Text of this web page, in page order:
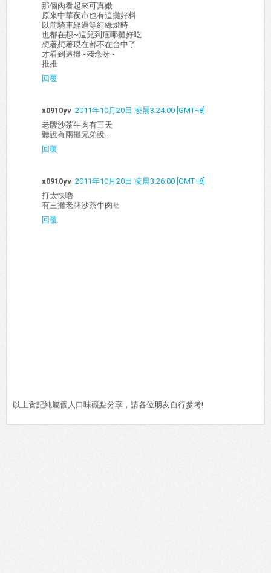
那個肉看起來可真嫩
原來中華夜市也有這攤好料
以前騎車經過等紅綠燈時
也都在想~這兒到底哪攤好吃
想著想著現在都不在台中了
才看到這攤~殘念呀~
推推
回覆
x0910yv 2011年10月20日 凌晨3:24:00 [GMT+8]
老牌沙茶牛肉有三天
聽說有兩攤兄弟說...
回覆
x0910yv 2011年10月20日 凌晨3:26:00 [GMT+8]
打太快嚕
有三攤老牌沙茶牛肉ㄝ
回覆
以上食記純屬個人口味觀點分享，請各位朋友自行參考!